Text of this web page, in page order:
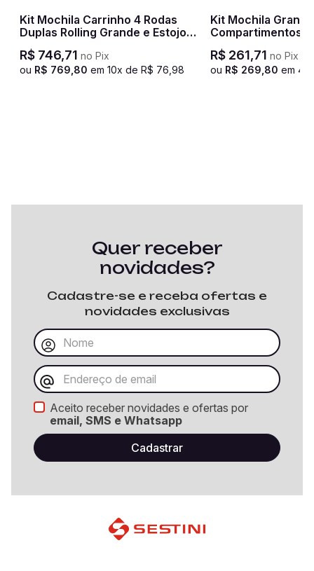
Kit Mochila Carrinho 4 Rodas
Duplas Rolling Grande e Estojo
R$ 746,71 no Pix
ou R$ 769 80 em 10x de R$ 76 98
Kit Mochila
Compartimentos
R$ 261,71 no Pix
ou R$ 269 80 em 4
Quer receber
novidades?
Cadastre-se e receba ofertas e
novidades exclusivas
Aceito receber novidades e ofertas por
email, SMS e Whatsapp